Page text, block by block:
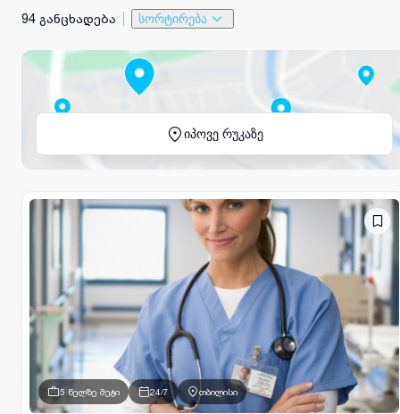
94 განცხადება სორტირება
იპოვე რუკაზე
5 წელზე მეტი 24/7 თბილისი